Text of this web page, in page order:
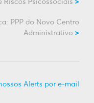
Riscos Psicossociais
PPP do Novo Centro
Administrativo
Alerts por e-mail